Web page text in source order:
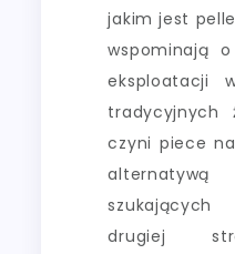
jakim jest
wspominają
eksploatacji
tradycyjnych
czyni piece
szukających
drugiej